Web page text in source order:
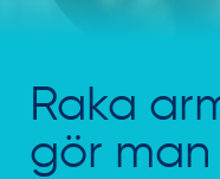
Raka
gör